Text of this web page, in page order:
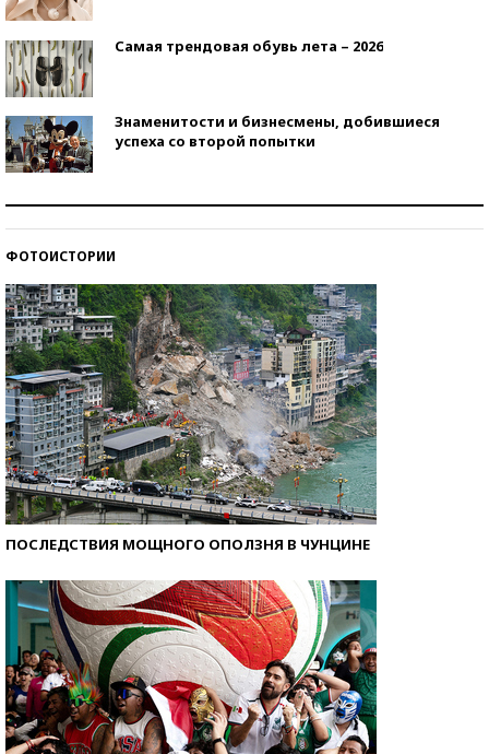
Самая трендовая обувь лета – 2026
Знаменитости и бизнесмены, добившиеся
успеха со второй попытки
ФОТОИСТОРИИ
ПОСЛЕДСТВИЯ МОЩНОГО ОПОЛЗНЯ В ЧУНЦИНЕ